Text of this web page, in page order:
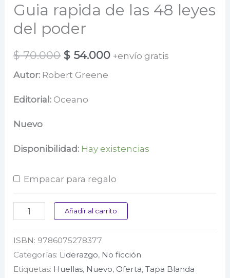
Guia rapida de las 48 leyes
del poder
$70.000 El
precio
$ 54.000El
+envío gratis
Autor: Robert Greene
Editorial: Oceano
Nuevo
Disponibilidad: Hay existencias
Empacar para regalo
Guia
de
las
48
Añadir al carrito
ISBN: 9786075278377
Categorías: Liderazgo, No ficción
Etiquetas: Huellas, Nuevo, Oferta,Tapa Blanda